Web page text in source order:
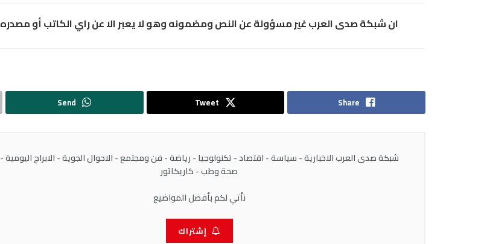
ان شبكة صدى العرب غير مسؤولة عن النص ومضمونه وهو لا يعبر الا عن راي الكاتب أو مصدره
Share
Tweet
Send
شبكة صدى العرب الاخبارية - سياسة - اقتصاد - تكنولوجيا - رياضة - فن ومجتمع - الاحوال الجوية - الابراج اليومية -
صحة وطب - كاريكاتور
نأتي لكم بأفضل المواضيع
إشتراك